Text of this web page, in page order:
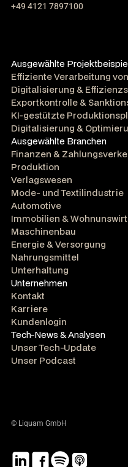
+49 4121 7897100
Ausgewählte
Effiziente Verarbeitung
Digitalisierung &
Exportkontrolle &
KI-gestützte
Digitalisierung &
Ausgewählte Branchen
Finanzen &
Produktion
Verlagswesen
Mode- und Textilindustrie
Automotive
Immobilien &
Maschinenbau
Energie & Versorgung
Nahrungsmittel
Unterhaltung
Unternehmen
Kontakt
Karriere
Kundenlogin
Tech-News & Analysen
Unser Tech-Update
Unser Podcast
© Liquam GmbH